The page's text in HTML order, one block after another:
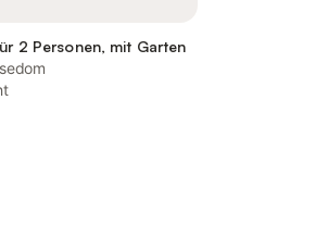
2 Personen, mit Garten